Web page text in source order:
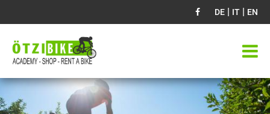
DE | IT | EN